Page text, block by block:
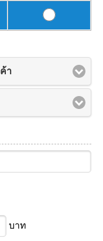
า
บาท